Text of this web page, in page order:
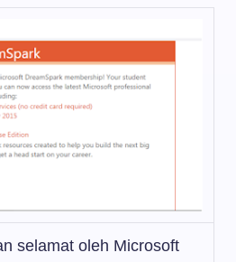
selamat oleh Microsoft